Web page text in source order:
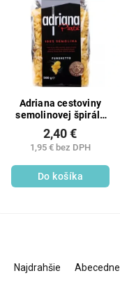
Adriana cestoviny
semolinovej špirály
500g
1,95 € bez DPH
2,40 €
Do košíka
Najdrahšie Abecedne